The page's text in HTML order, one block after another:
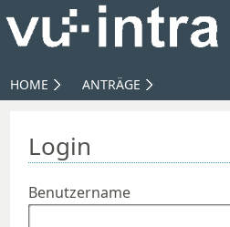
HOME
SCHÜLERANMELDUNG
AUSWAHL
ANTRÄGE
ANMELDUNG PERSONENDATEN
Login
Benutzername